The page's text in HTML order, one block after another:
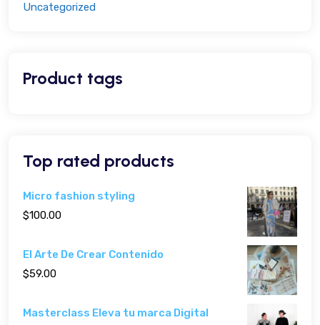
Uncategorized
Product tags
Top rated products
Micro fashion styling
$100.00
El Arte De Crear Contenido
$59.00
Masterclass Eleva tu marca Digital